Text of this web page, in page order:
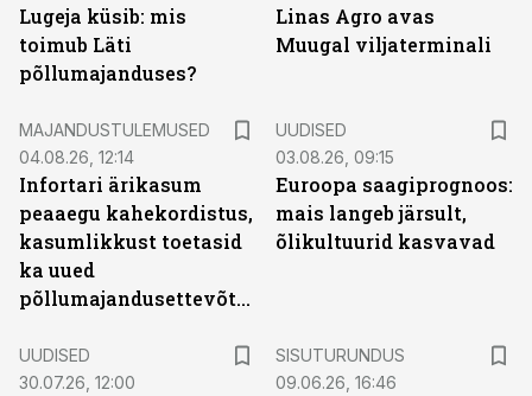
Lugeja küsib: mis
toimub Läti
põllumajanduses?
Linas Agro avas
Muugal viljaterminali
MAJANDUSTULEMUSED
04.08.26, 12:14
Infortari ärikasum
peaaegu kahekordistus,
kasumlikkust toetasid
ka uued
põllumajandusettevõtted
UUDISED
03.08.26, 09:15
Euroopa saagiprognoos:
mais langeb järsult,
õlikultuurid kasvavad
UUDISED
30.07.26, 12:00
SISUTURUNDUS
09.06.26, 16:46